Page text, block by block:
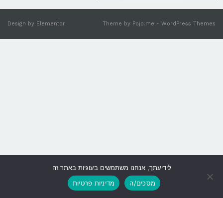
Theme by Pojo.me - WordPress Themes
Design by Elementor
גלילה
לראש
לידיעתך, אנחנו משתמשים בעוגיות באתר זה
מסכים/ה
מדיניות פרטיות